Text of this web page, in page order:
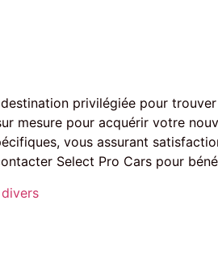
privilégiée pour
mesure pour acquérir votre
vous assurant
Select Pro Cars pour